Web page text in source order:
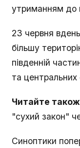
утриманням до
23 червня
більшу
південній
та центральних
Читайте
"сухий закон"
Синоптики